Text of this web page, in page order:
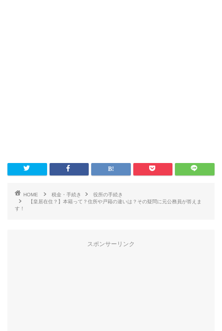
HOME 税金・手続き
役所の手続き
【皇居在住？】本籍って？住所や戸籍の違いは？その疑問に元公務員が答えま
す！
スポンサーリンク